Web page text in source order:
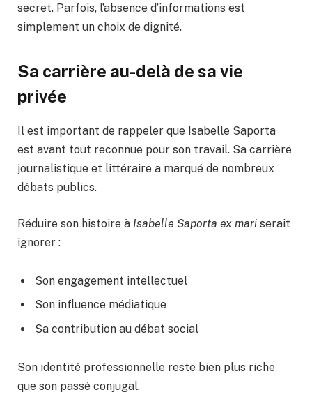
secret. Parfois, l’absence d’informations est
simplement un choix de dignité.
Sa carrière au-delà de sa vie
privée
Il est important de rappeler que Isabelle Saporta
est avant tout reconnue pour son travail. Sa carrière
journalistique et littéraire a marqué de nombreux
débats publics.
Réduire son histoire à Isabelle Saporta ex mari serait
ignorer :
Son engagement intellectuel
Son influence médiatique
Sa contribution au débat social
Son identité professionnelle reste bien plus riche
que son passé conjugal.